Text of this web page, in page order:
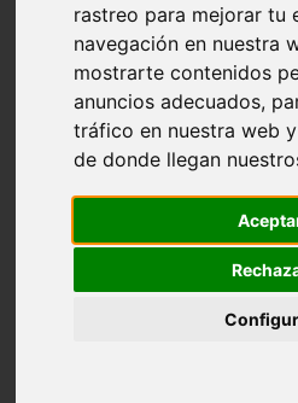
rastreo para mejorar tu
navegación en nuestra
mostrarte contenidos
anuncios adecuados,
tráfico en nuestra web
de donde llegan
Asturias - gijón
Girona - figueres
Alicante - santa-pola
Almería - roquetas-de-mar
Girona - tossa-de-mar
Barcelona - sant-cugat-del-
Alicante - l39alfàs-del-pi
Barcelona - vilanova-i-la-geltrú
Castellón - peñíscola
Illes-balears - sant-josep-de-sa-